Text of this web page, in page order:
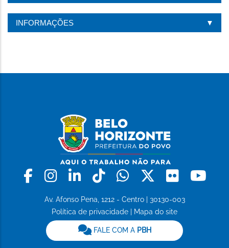
INFORMAÇÕES
Facebook
Instagram
LinkedinTiktokWhatsapp
X Flickr
Av. Afonso Pena, 1212 - Centro | 30130-003
Política de privacidade
Mapa do site
FALE COM A PBH